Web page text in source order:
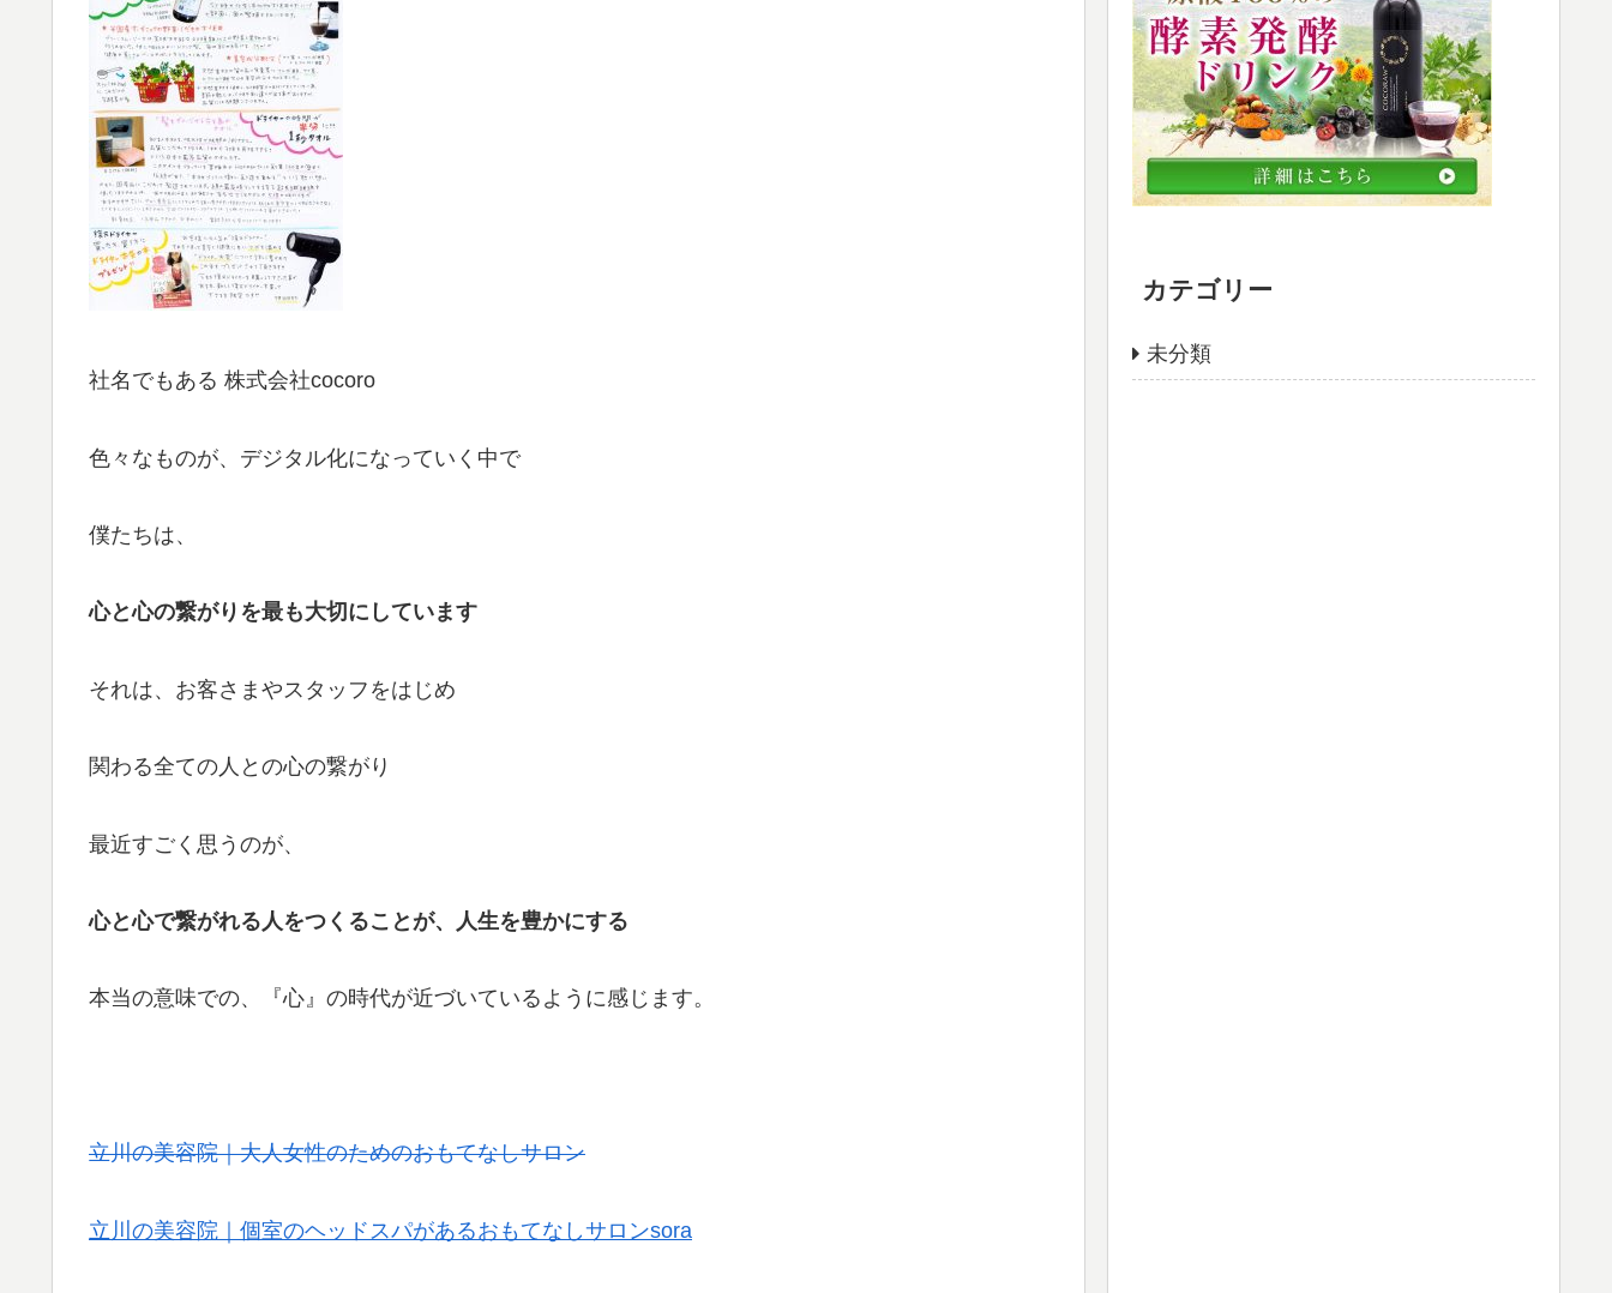
社名でもある 株式会社cocoro
色々なものが、デジタル化になっていく中で
僕たちは、
心と心の繋がりを最も大切にしています
それは、お客さまやスタッフをはじめ
関わる全ての人との心の繋がり
最近すごく思うのが、
心と心で繋がれる人をつくることが、人生を豊かにする
本当の意味での、『心』の時代が近づいているように感じます。
立川の美容院｜大人女性のためのおもてなしサロン
立川の美容院｜個室のヘッドスパがあるおもてなしサロンsora
カテゴリー
未分類